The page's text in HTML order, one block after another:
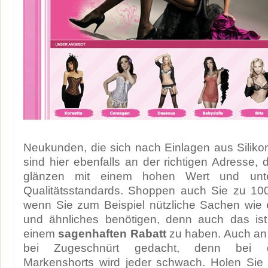
Neukunden, die sich nach Einlagen aus
sind hier ebenfalls an der richtigen Adresse,
glänzen mit einem hohen Wert und
Qualitätsstandards. Shoppen auch Sie zu
wenn Sie zum Beispiel nützliche Sachen wie
und ähnliches benötigen, denn auch das
einem sagenhaften Rabattzu haben. Auch
bei Zugeschnürt gedacht, denn bei
Markenshorts wird jeder schwach. Holen